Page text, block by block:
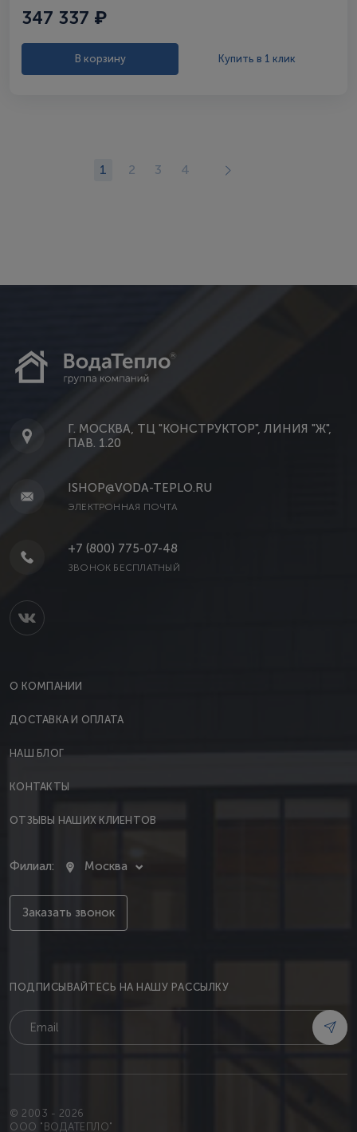
347 337 ₽
В корзину Купить в 1 клик
1 2 3 4
Г. МОСКВА, ТЦ "КОНСТРУКТОР", ЛИНИЯ "Ж",
ПАВ. 1.20
ISHOP@VODA-TEPLO.RU
ЭЛЕКТРОННАЯ ПОЧТА
+7 (800) 775-07-48
ЗВОНОК БЕСПЛАТНЫЙ
О КОМПАНИИ
ДОСТАВКА И ОПЛАТА
НАШ БЛОГ
КОНТАКТЫ
ОТЗЫВЫ НАШИХ КЛИЕНТОВ
Филиал: Москва
Заказать звонок
ПОДПИСЫВАЙТЕСЬ НА НАШУ РАССЫЛКУ
© 2003 - 2026
OOO "ВОДАТЕПЛО"